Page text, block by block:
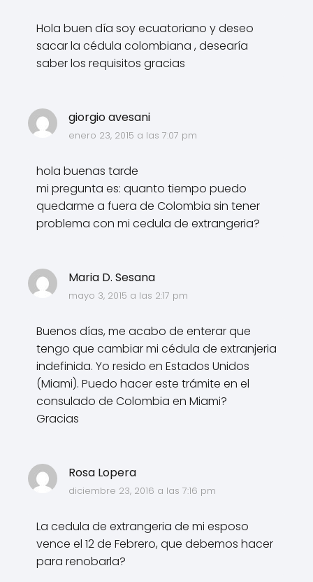
Hola buen día soy ecuatoriano y deseo
sacar la cédula colombiana , desearía
saber los requisitos gracias
giorgio avesani
enero 23, 2015 a las 7:07 pm
hola buenas tarde
mi pregunta es: quanto tiempo puedo
quedarme a fuera de Colombia sin tener
problema con mi cedula de extrangeria?
Maria D. Sesana
mayo 3, 2015 a las 2:17 pm
Buenos días, me acabo de enterar que
tengo que cambiar mi cédula de extranjeria
indefinida. Yo resido en Estados Unidos
(Miami). Puedo hacer este trámite en el
consulado de Colombia en Miami?
Gracias
Rosa Lopera
diciembre 23, 2016 a las 7:16 pm
La cedula de extrangeria de mi esposo
vence el 12 de Febrero, que debemos hacer
para renobarla?